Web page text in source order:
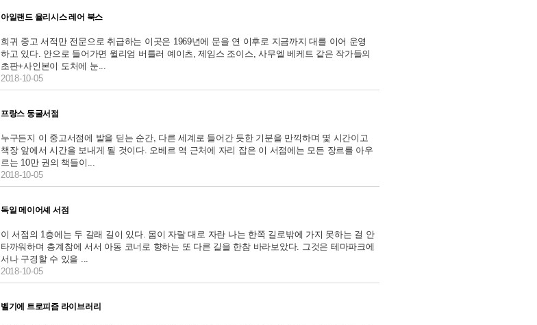
아일랜드 율리시스 레어 북스
희귀 중고 서적만 전문으로 취급하는 이곳은 1969년에 문을 연 이후로 지금까지 대를 이어 운영
하고 있다. 안으로 들어가면 윌리엄 버틀러 예이츠, 제임스 조이스, 사무엘 베케트 같은 작가들의
초판+사인본이 도처에 눈...
2018-10-05
프랑스 동굴서점
누구든지 이 중고서점에 발을 딛는 순간, 다른 세계로 들어간 듯한 기분을 만끽하며 몇 시간이고
책장 앞에서 시간을 보내게 될 것이다. 오베르 역 근처에 자리 잡은 이 서점에는 모든 장르를 아우
르는 10만 권의 책들이...
2018-10-05
독일 메이어셰 서점
이 서점의 1층에는 두 갈래 길이 있다. 몸이 자랄 대로 자란 나는 한쪽 길로밖에 가지 못하는 걸 안
타까워하며 층계참에 서서 아동 코너로 향하는 또 다른 길을 한참 바라보았다. 그것은 테마파크에
서나 구경할 수 있을 ...
2018-10-05
벨기에 트로피즘 라이브러리